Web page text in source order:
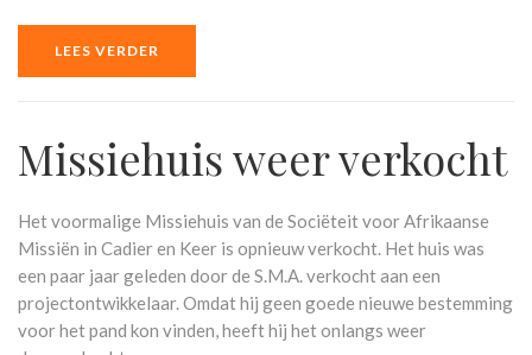
LEES VERDER
Missiehuis weer verkocht
Het voormalige Missiehuis van de Sociëteit voor Afrikaanse
Missiën in Cadier en Keer is opnieuw verkocht. Het huis was
een paar jaar geleden door de S.M.A. verkocht aan een
projectontwikkelaar. Omdat hij geen goede nieuwe bestemming
voor het pand kon vinden, heeft hij het onlangs weer